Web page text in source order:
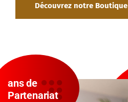
Découvrez notre Boutique
ans de
Partenariat